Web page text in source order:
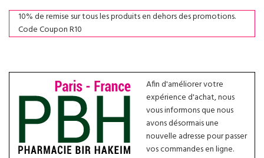
10% de remise sur tous les produits en dehors des promotions.
Code Coupon R10
Afin d'améliorer votre
expérience d'achat, nous
vous informons que nous
avons désormais une
nouvelle adresse pour passer
vos commandes en ligne.